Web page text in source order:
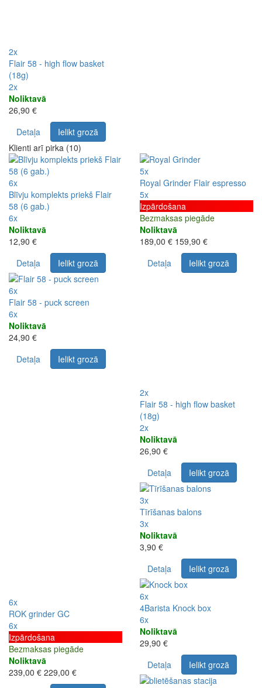
2x
Flair 58 - high flow basket
(18g)
2x
Noliktavā
26,90 €
Detaļa
Ielikt grozā
Klienti arī pirka (10)
6x
Blīvju komplekts priekš Flair
58 (6 gab.)
6x
Noliktavā
12,90 €
Detaļa
Ielikt grozā
5x
Royal Grinder Flair espresso
5x
Izpārdošana
Bezmaksas piegāde
Noliktavā
189,00 € 159,90 €
Detaļa
Ielikt grozā
6x
Flair 58 - puck screen
6x
Noliktavā
24,90 €
Detaļa
Ielikt grozā
2x
Flair 58 - high flow basket
(18g)
2x
Noliktavā
26,90 €
Detaļa
Ielikt grozā
6x
ROK grinder GC
6x
Izpārdošana
Bezmaksas piegāde
Noliktavā
239,00 € 229,00 €
3x
Tīrīšanas balons
3x
Noliktavā
3,90 €
Detaļa
Ielikt grozā
6x
4Barista Knock box
6x
Noliktavā
29,90 €
Detaļa
Ielikt grozā